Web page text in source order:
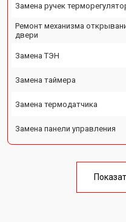
Замена ручек
Ремонт механизма
двери
Замена ТЭН
Замена таймера
Замена термодатчика
Замена панели управления